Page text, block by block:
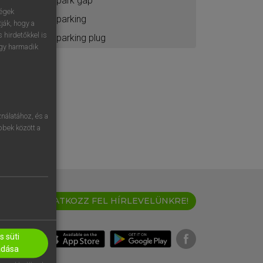
sparking
sparking plug
IRATKOZZ FEL HÍRLEVELÜNKRE!
hogy a
hirdetőkkel is
harmadik
és a
között a
süti